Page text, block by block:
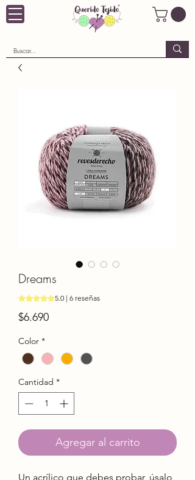
Dreams
Según 6 reseñas, la calificación es de
5.0 | 6 reseñas
$6.690Precio
Color *
Cantidad *
Agregar al carrito
Un acrílico que debes probar, úsalo